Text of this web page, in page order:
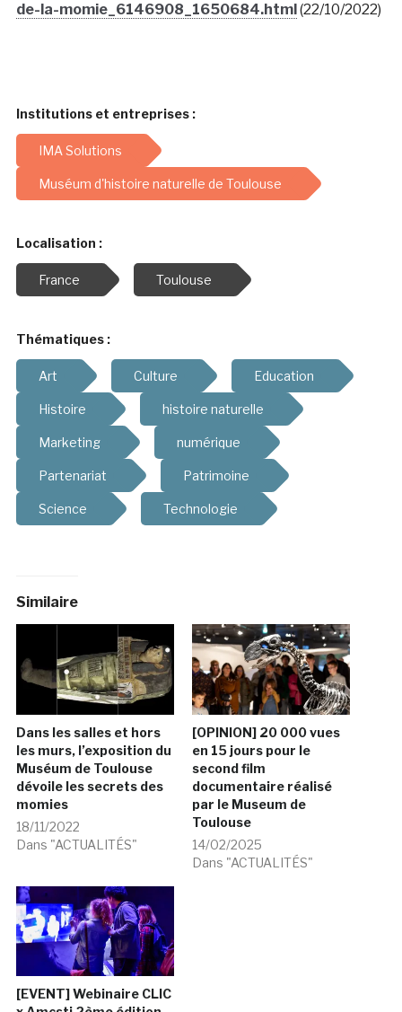
de-la-momie_6146908_1650684.html(22/10/2022)
Institutions et entreprises :
IMA Solutions
Muséum d'histoire naturelle de Toulouse
Localisation :
France Toulouse
Thématiques :
Art Culture Education
Histoire histoire naturelle
Marketing numérique
Partenariat Patrimoine
Science Technologie
Similaire
Dans les salles et hors
les murs, l’exposition du
Muséum de Toulouse
dévoile les secrets des
momies
18/11/2022
Dans "ACTUALITÉS"
[OPINION] 20 000 vues
en 15 jours pour le
second film
documentaire réalisé
par le Museum de
Toulouse
14/02/2025
Dans "ACTUALITÉS"
[EVENT] Webinaire CLIC